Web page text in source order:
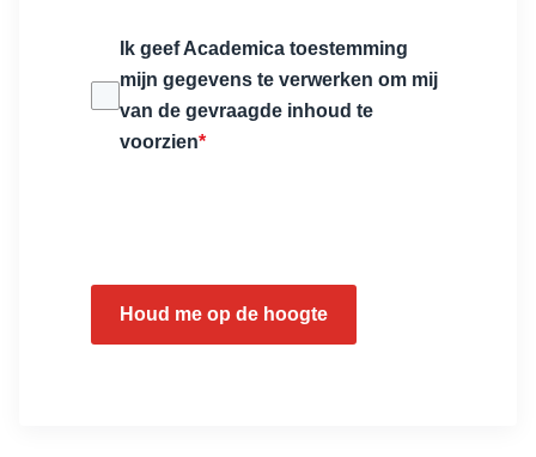
Ik geef Academica toestemming
mijn gegevens te verwerken om mij
van de gevraagde inhoud te
voorzien*
Houd me op de hoogte